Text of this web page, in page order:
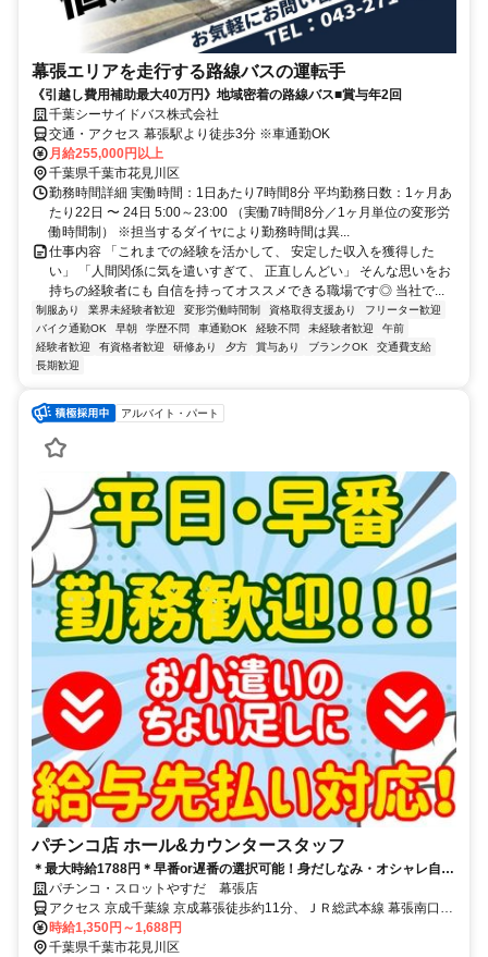
幕張エリアを走行する路線バスの運転手
《引越し費用補助最大40万円》地域密着の路線バス■賞与年2回
千葉シーサイドバス株式会社
交通・アクセス 幕張駅より徒歩3分 ※車通勤OK
月給255,000円以上
千葉県千葉市花見川区
勤務時間詳細 実働時間：1日あたり7時間8分 平均勤務日数：1ヶ月あ
たり22日 〜 24日 5:00～23:00 （実働7時間8分／1ヶ月単位の変形労
働時間制） ※担当するダイヤにより勤務時間は異...
仕事内容 「これまでの経験を活かして、 安定した収入を獲得した
い」 「人間関係に気を遣いすぎて、 正直しんどい」 そんな思いをお
持ちの経験者にも 自信を持ってオススメできる職場です◎ 当社で...
制服あり 業界未経験者歓迎 変形労働時間制 資格取得支援あり
フリーター歓迎
バイク通勤OK
早朝 学歴不問 車通勤OK 経験不問 未経験者歓迎
午前
経験者歓迎
有資格者歓迎 研修あり 夕方 賞与あり ブランクOK
交通費支給
長期歓迎
アルバイト・パート
パチンコ店 ホール&カウンタースタッフ
＊最大時給1788円＊早番or遅番の選択可能！身だしなみ・オシャレ自
由！未経験者も大歓迎！好待遇バイトなら「やすだ」で決まり！
パチンコ・スロットやすだ 幕張店
アクセス 京成千葉線 京成幕張徒歩約11分、ＪＲ総武本線 幕張南口徒
歩約13分
時給1,350円～1,688円
千葉県千葉市花見川区